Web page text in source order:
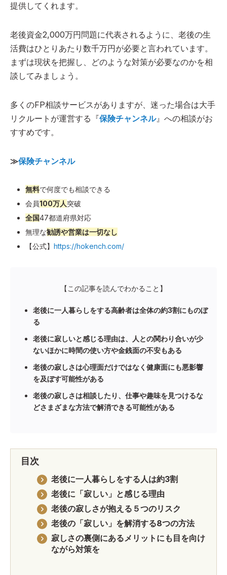
提供してくれます。
老後資金2,000万円問題に代表されるように、老後の生
活費はひとりあたり数千万円が必要と言われています。
まずは現状を把握し、どのような対策が必要なのかを相
談してみましょう。
多くのFP相談サービスがありますが、迷った場合は大手
リクルートが運営する『保険チャンネル』への相談がお
すすめです。
≫保険チャンネル
無料で何度でも相談できる
会員100万人突破
全国47都道府県対応
無理な勧誘や営業は一切なし
【公式】 https://hokench.com/
【この記事を読んでわかること】
老後に一人暮らしをする高齢者は全体の約3割にものぼ
る
老後に寂しいと感じる理由は、人との関わり合いが少
ないほかに時間の使い方や金銭面の不安もある
老後の寂しさは心理面だけではなく健康面にも悪影響
を及ぼす可能性がある
老後の寂しさは相談したり、仕事や趣味を見つけるな
どさまざまな方法で解消できる可能性がある
目次
老後に一人暮らしをする人は約3割
老後に「寂しい」と感じる理由
老後の寂しさが抱える５つのリスク
老後の「寂しい」を解消する8つの方法
寂しさの裏側にあるメリットにも目を向け
ながら対策を